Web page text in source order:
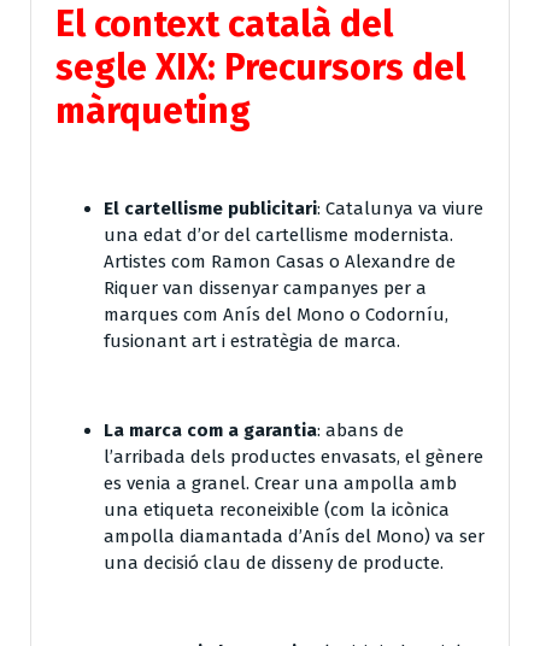
El context català del
segle XIX: Precursors del
màrqueting
El cartellisme publicitari: Catalunya va viure
una edat d’or del cartellisme modernista.
Artistes com Ramon Casas o Alexandre de
Riquer van dissenyar campanyes per a
marques com Anís del Mono o Codorníu,
fusionant art i estratègia de marca.
La marca com a garantia: abans de
l’arribada dels productes envasats, el gènere
es venia a granel. Crear una ampolla amb
una etiqueta reconeixible (com la icònica
ampolla diamantada d’Anís del Mono) va ser
una decisió clau de disseny de producte.